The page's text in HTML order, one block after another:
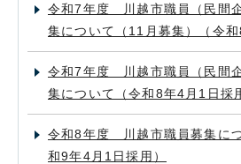
令和7年度 川越市職員（民間
集について（11月募集）（令和
令和7年度 川越市職員（民間
集について（令和8年4月1日採
令和8年度 川越市職員募集に
和9年4月1日採用）